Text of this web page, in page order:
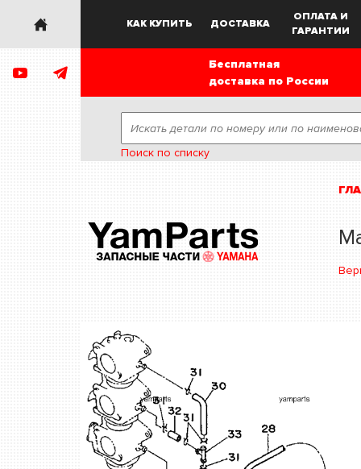
КАК КУПИТЬ ДОСТАВКА
ОПЛАТА И
ГАРАНТИИ
Бесплатная
доставка по России
Поиск по списку